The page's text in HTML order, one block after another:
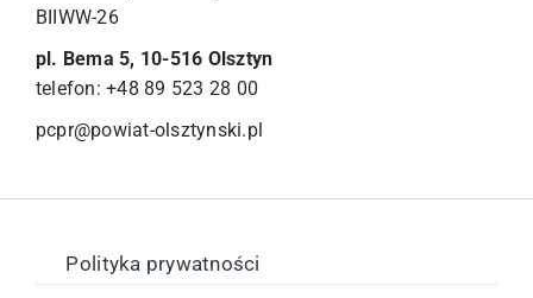
BIIWW-26
pl. Bema 5, 10-516 Olsztyn
telefon: +48 89 523 28 00
pcpr@powiat-olsztynski.pl
Polityka prywatności